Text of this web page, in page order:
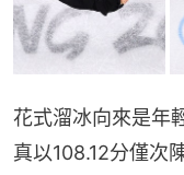
花式溜冰向來是年
真以108.12分僅次